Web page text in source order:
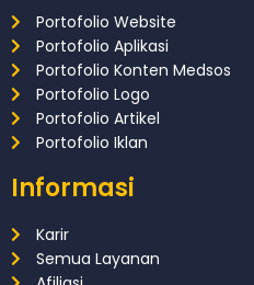
Portofolio Website
Portofolio Aplikasi
Portofolio Konten Medsos
Portofolio Logo
Portofolio Artikel
Portofolio Iklan
Informasi
Karir
Semua Layanan